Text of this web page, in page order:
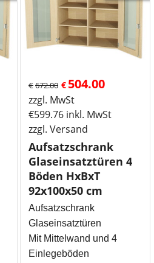
€672.00 € 504.00
zzgl. MwSt
€599.76 inkl. MwSt
zzgl. Versand
Aufsatzschrank
Glaseinsatztüren 4
Böden HxBxT
92x100x50 cm
Aufsatzschrank
Glaseinsatztüren
Mit Mittelwand und 4
Einlegeböden